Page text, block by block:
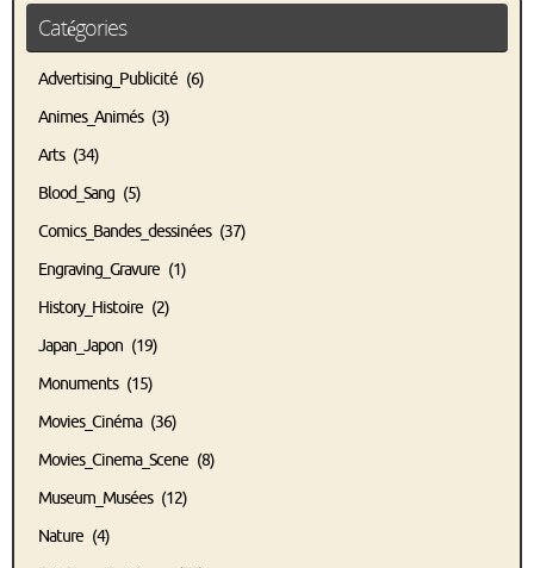
Catégories
Advertising_Publicité (6)
Animes_Animés(3)
Arts(34)
Blood_Sang (5)
Comics_Bandes_dessinées(37)
Engraving_Gravure (1)
History_Histoire (2)
Japan_Japon (19)
Monuments(15)
Movies_Cinéma(36)
Movies_Cinema_Scene (8)
Museum_Musées(12)
Nature (4)